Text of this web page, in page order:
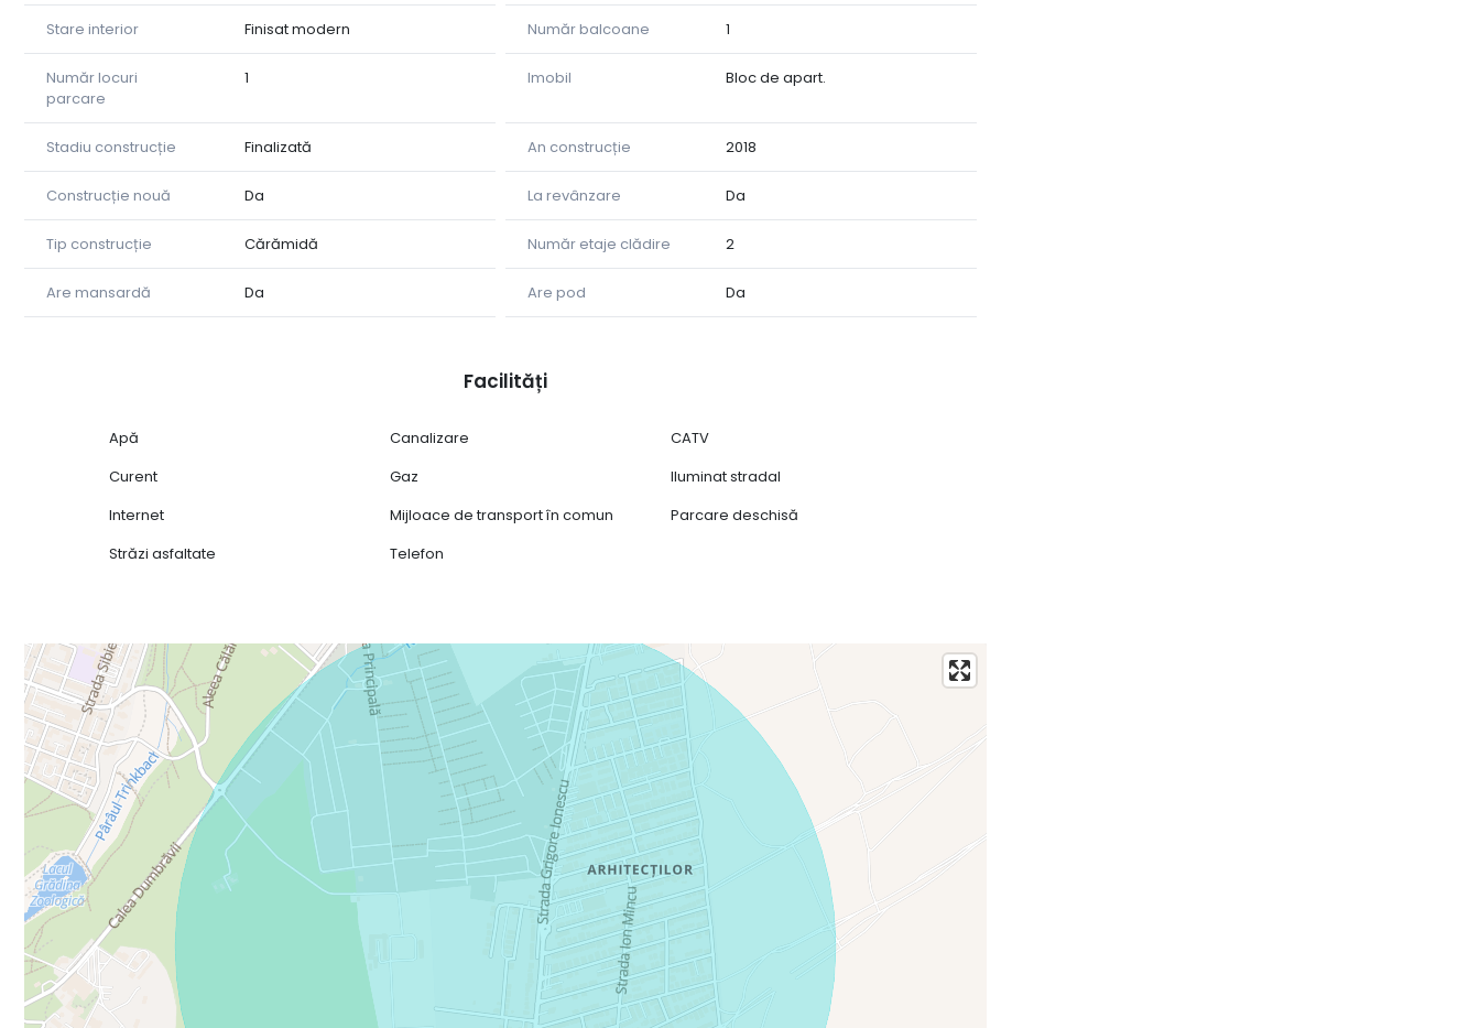
Pod utilizabil pentru spațiu suplimentar de depozitare;
Loc de parcare privat inclus;
Zonă de case, liniștită și aerisită;
Stația de autobuz se află în apropiere, asigurând acces facil către oraș;
În vecinătate se găsesc magazine și alte puncte de interes.
Această proprietate reprezintă alegerea ideală pentru cei care caută confort, liniște și un ambient modern.
Stare interior Finisat modern Număr balcoane 1
Număr locuri
parcare
1 Imobil Bloc de apart.
Stadiu construcție Finalizată An construcție 2018
Construcție nouă Da La revânzare Da
Tip construcție Cărămidă Număr etaje clădire 2
Are mansardă Da Are pod Da
Facilități
Apă Canalizare
CATV
Curent
Gaz
Iluminat stradal
Internet
Mijloace de transport în comun
Parcare deschisă
Străzi asfaltate
Telefon